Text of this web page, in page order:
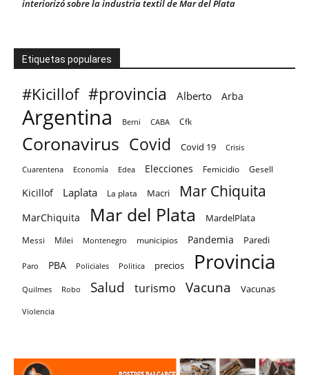
interiorizó sobre la industria textil de Mar del Plata
Etiquetas populares
#Kicillof #provincia Alberto Arba
Argentina Berni CABA Cfk
Coronavirus Covid Covid 19 Crisis
Cuarentena Economía Edea Elecciones Femicidio Gesell
Kicillof Laplata La plata Macri Mar Chiquita
MarChiquita Mar del Plata MardelPlata
Messi Milei Montenegro municipios Pandemia Paredi
Paro PBA Policiales Politica precios Provincia
Quilmes Robo Salud turismo Vacuna Vacunas
Violencia